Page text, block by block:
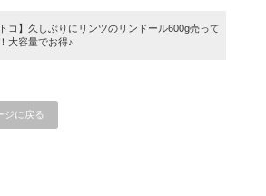
トコ】久しぶりにリンツのリンドール600g売って
大容量でお得♪
ジに戻る